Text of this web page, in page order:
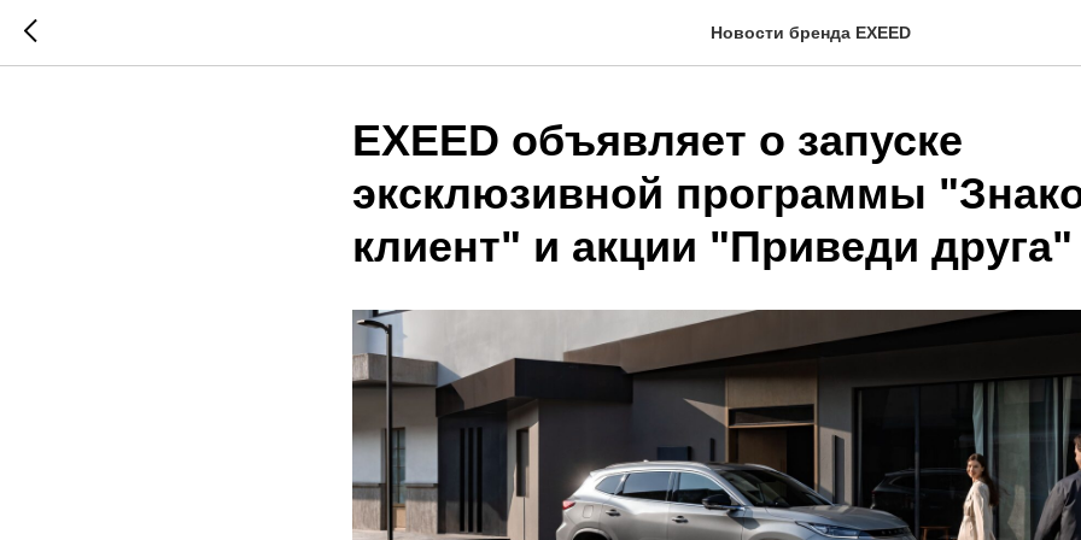
Новости бренда EXEED
EXEED объявляет о запуске
эксклюзивной программы
клиент" и акции "Приведи друга"